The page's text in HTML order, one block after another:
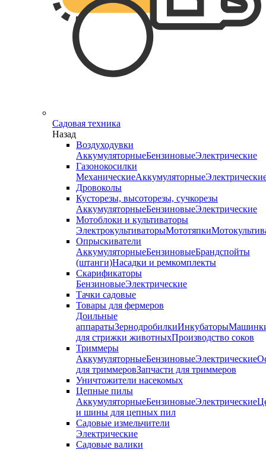
Садовая техника
Назад
Воздуходувки
АккумуляторныеБензиновыеЭлектрические
Газонокосилки
МеханическиеАккумуляторные
Дровоколы
Кусторезы, высоторезы, сучкорезы
АккумуляторныеБензиновыеЭлектрические
Мотоблоки и культиваторы
ЭлектрокультиваторыМототяпки
Опрыскиватели
АккумуляторныеБензиновыеБрандспойты
(штанги)Насадки и ремкомплекты
Скарификаторы
БензиновыеЭлектрические
Тачки садовые
Товары для фермеров
Доильные
аппаратыЗернодробилкиИнкубаторы
для стрижки животныхПроизводство соков
Триммеры
АккумуляторныеБензиновыеЭлектрические
для триммеровЗапчасти для триммеров
Уничтожители насекомых
Цепные пилы
АккумуляторныеБензиновыеЭлектрические
и шины для цепных пил
Садовые измельчители
Электрические
Садовые валики